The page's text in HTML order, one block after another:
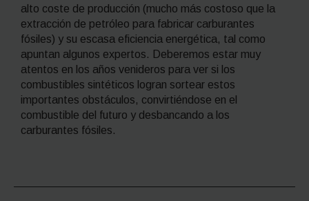
alto coste de producción (mucho más costoso que la
extracción de petróleo para fabricar carburantes
fósiles) y su escasa eficiencia energética, tal como
apuntan algunos expertos. Deberemos estar muy
atentos en los años venideros para ver si los
combustibles sintéticos logran sortear estos
importantes obstáculos, convirtiéndose en el
combustible del futuro y desbancando a los
carburantes fósiles.